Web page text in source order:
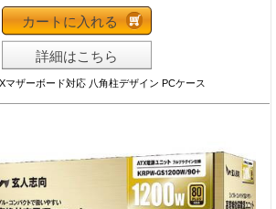
カートに入れる
詳細はこちら
マザーボード対応 八角柱デザイン PCケース